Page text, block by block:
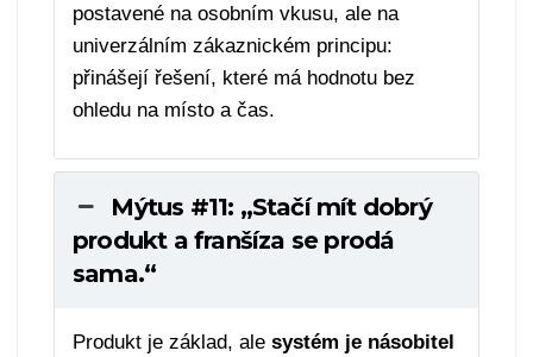
postavené na osobním vkusu, ale na
univerzálním zákaznickém principu:
přinášejí řešení, které má hodnotu bez
ohledu na místo a čas.
Mýtus #11: „Stačí mít dobrý
produkt a franšíza se prodá
sama.“
Produkt je základ, ale systém je násobitel